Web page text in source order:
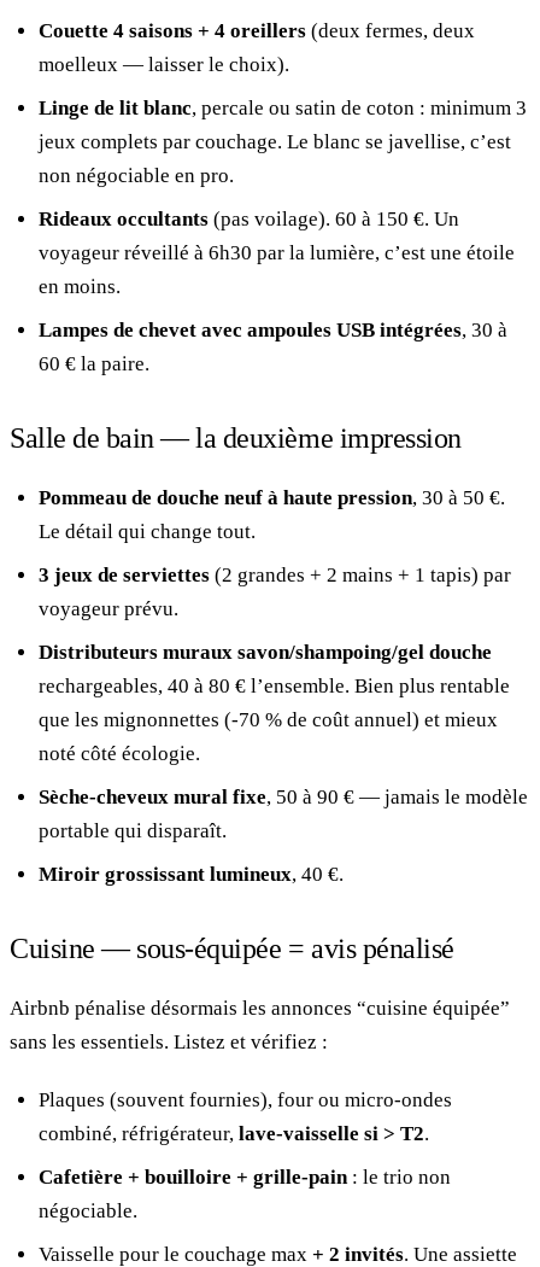
Couette 4 saisons + 4 oreillers (deux fermes, deux
moelleux — laisser le choix).
Linge de lit blanc, percale ou satin de coton : minimum 3
jeux complets par couchage. Le blanc se javellise, c’est
non négociable en pro.
Rideaux occultants (pas voilage). 60 à 150 €. Un
voyageur réveillé à 6h30 par la lumière, c’est une étoile
en moins.
Lampes de chevet avec ampoules USB intégrées, 30 à
60 € la paire.
Salle de bain — la deuxième impression
Pommeau de douche neuf à haute pression, 30 à 50 €.
Le détail qui change tout.
3 jeux de serviettes (2 grandes + 2 mains + 1 tapis) par
voyageur prévu.
Distributeurs muraux savon/shampoing/gel douche
rechargeables, 40 à 80 € l’ensemble. Bien plus rentable
que les mignonnettes (-70 % de coût annuel) et mieux
noté côté écologie.
Sèche-cheveux mural fixe, 50 à 90 € — jamais le modèle
portable qui disparaît.
Miroir grossissant lumineux, 40 €.
Cuisine — sous-équipée = avis pénalisé
Airbnb pénalise désormais les annonces “cuisine équipée”
sans les essentiels. Listez et vérifiez :
Plaques (souvent fournies), four ou micro-ondes
combiné, réfrigérateur, lave-vaisselle si > T2.
Cafetière + bouilloire + grille-pain: le trio non
négociable.
Vaisselle pour le couchage max + 2 invités. Une assiette